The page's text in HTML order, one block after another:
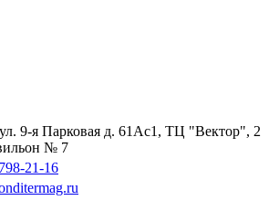
9-я Парковая д. 61Ас1, ТЦ "Вектор", 2
№ 7
21-16